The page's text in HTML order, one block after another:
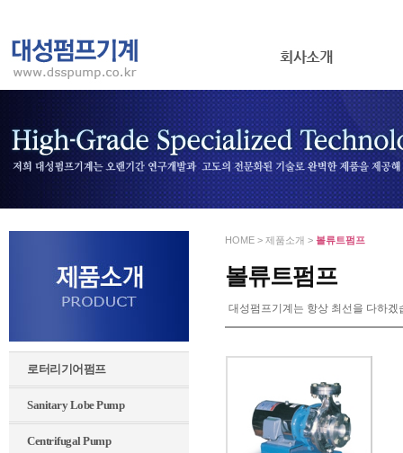
로터리기어펌프
Sanitary Lobe Pump
Centrifugal Pump
HOME > 제품소개 > 볼류트펌프
볼류트펌프
대성펌프기계는 항상 최선을 다하겠